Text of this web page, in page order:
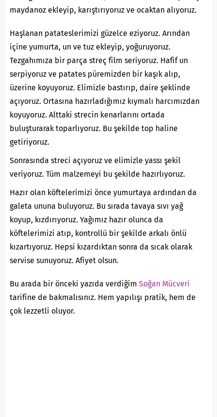
maydanoz ekleyip, karıştırıyoruz ve ocaktan alıyoruz.
Haşlanan patateslerimizi güzelce eziyoruz. Arından
içine yumurta, un ve tuz ekleyip, yoğuruyoruz.
Tezgahımıza bir parça streç film seriyoruz. Hafif un
serpiyoruz ve patates püremizden bir kaşık alıp,
üzerine koyuyoruz. Elimizle bastırıp, daire şeklinde
açıyoruz. Ortasına hazırladığımız kıymalı harcımızdan
koyuyoruz. Alttaki strecin kenarlarını ortada
buluşturarak toparlıyoruz. Bu şekilde top haline
getiriyoruz.
Sonrasında streci açıyoruz ve elimizle yassı şekil
veriyoruz. Tüm malzemeyi bu şekilde hazırlıyoruz.
Hazır olan köftelerimizi önce yumurtaya ardından da
galeta ununa buluyoruz. Bu sırada tavaya sıvı yağ
koyup, kızdırıyoruz. Yağımız hazır olunca da
köftelerimizi atıp, kontrollü bir şekilde arkalı önlü
kızartıyoruz. Hepsi kızardıktan sonra da sıcak olarak
servise sunuyoruz. Afiyet olsun.
Bu arada bir önceki yazıda verdiğim Soğan Mücveri
tarifine de bakmalısınız. Hem yapılışı pratik, hem de
çok lezzetli oluyor.